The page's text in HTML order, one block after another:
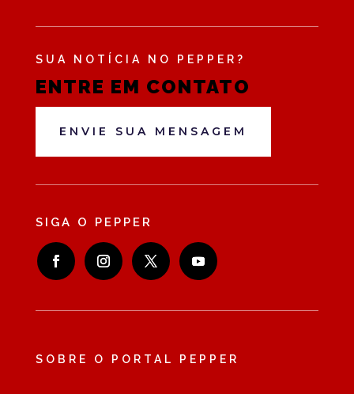
SUA NOTÍCIA NO PEPPER?
ENTRE EM CONTATO
ENVIE SUA MENSAGEM
SIGA O PEPPER
SOBRE O PORTAL PEPPER